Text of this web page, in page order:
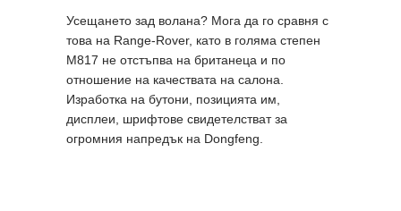
Усещането зад волана? Мога да го сравня с
това на Range-Rover, като в голяма степен
M817 не отстъпва на британеца и по
отношение на качествата на салона.
Изработка на бутони, позицията им,
дисплеи, шрифтове свидетелстват за
огромния напредък на Dongfeng.